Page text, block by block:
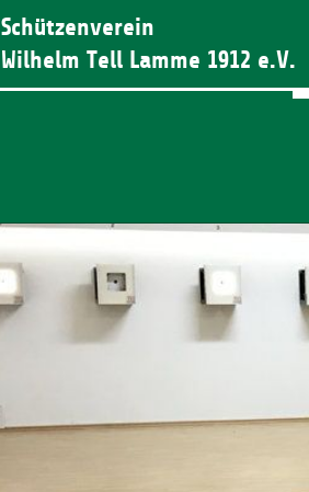
Schützenverein
Wilhelm Tell Lamme 1912 e.V.